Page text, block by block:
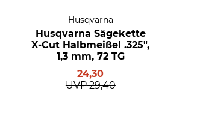
Husqvarna
Husqvarna Sägekette
X-Cut Halbmeißel .325",
1,3 mm, 72 TG
24,30
UVP 29,40